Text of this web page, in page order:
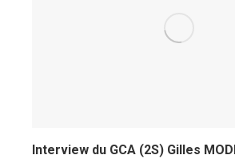
Interview du GCA (2S) Gilles